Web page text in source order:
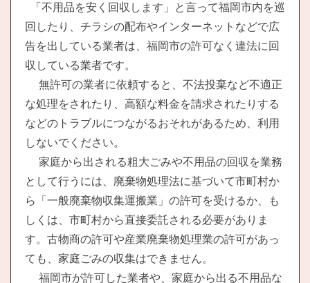
「不用品を安く回収します」と言って福岡市内を巡
回したり、チラシの配布やインターネットなどで広
告を出している業者は、福岡市の許可なく違法に回
収している業者です。
無許可の業者に依頼すると、不法投棄など不適正
な処理をされたり、高額な料金を請求されたりする
などのトラブルにつながるおそれがあるため、利用
しないでください。
家庭から出される粗大ごみや不用品の回収を業務
として行うには、廃棄物処理法に基づいて市町村か
ら「一般廃棄物収集運搬業」の許可を受けるか、も
しくは、市町村から直接委託される必要がありま
す。古物商の許可や産業廃棄物処理業の許可があっ
ても、家庭ごみの収集はできません。
福岡市が許可した業者や、家庭から出る不用品な